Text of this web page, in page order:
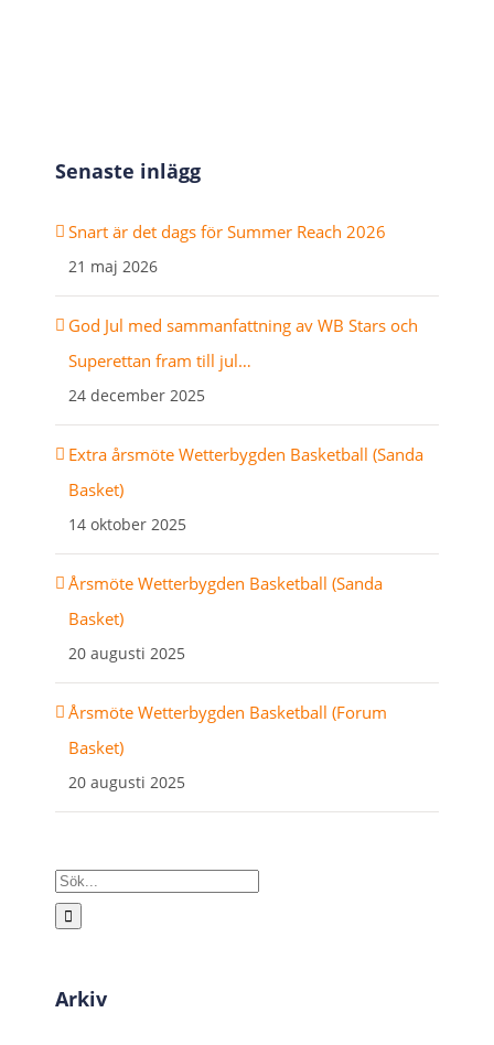
Senaste inlägg
Snart är det dags för Summer Reach 2026
21 maj 2026
God Jul med sammanfattning av WB Stars och
Superettan fram till jul…
24 december 2025
Extra årsmöte Wetterbygden Basketball (Sanda
Basket)
14 oktober 2025
Årsmöte Wetterbygden Basketball (Sanda
Basket)
20 augusti 2025
Årsmöte Wetterbygden Basketball (Forum
Basket)
20 augusti 2025
Sök
efter:
Arkiv